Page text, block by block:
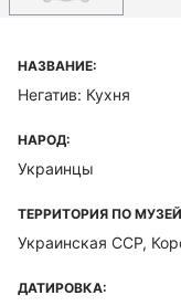
НАЗВАНИЕ:
Негатив: Кухня
НАРОД:
Украинцы
ТЕРРИТОРИЯ ПО
Украинская ССР,
ДАТИРОВКА: